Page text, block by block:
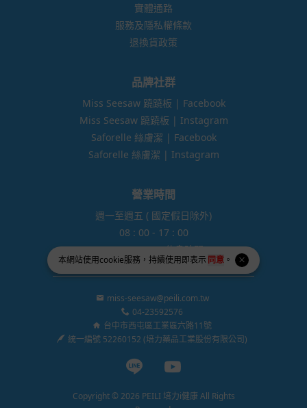
本網站使用cookie服務，持續使用即表示 同意 。
實體通路
服務及隱私權條款
退換貨政策
品牌社群
Miss Seesaw 蹺蹺板 | Facebook
Miss Seesaw 蹺蹺板 | Instagram
Saforelle 絲膚潔 | Facebook
Saforelle 絲膚潔 | Instagram
營業時間
週一至週五 ( 國定假日除外)
08 : 00 - 17 : 00
12:00 - 13:00 休息時間
miss-seesaw@peili.com.tw
04-23592576
台中市西屯區工業區六路11號
統一編號 52260152 (培力藥品工業股份有限公司)
Line pageYoutube page
Copyright © 2026 PEILI 培力i健康 All Rights